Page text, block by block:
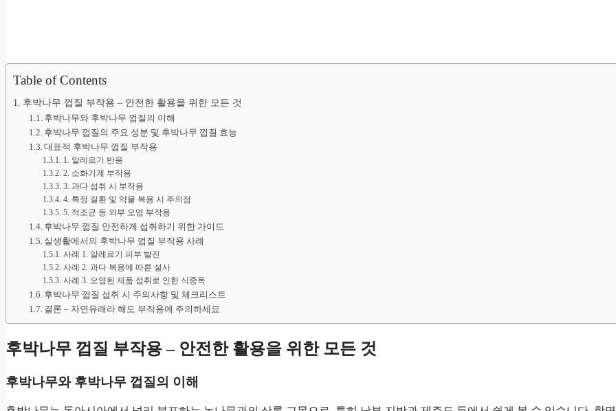
Table of Contents
후박나무 껍질 부작용 – 안전한 활용을 위한 모든 것
후박나무와 후박나무 껍질의 이해
후박나무 껍질의 주요 성분 및 후박나무 껍질 효능
대표적 후박나무 껍질 부작용
1. 알레르기 반응
2. 소화기계 부작용
3. 과다 섭취 시 부작용
4. 특정 질환 및 약물 복용 시 주의점
5. 적조균 등 외부 오염 부작용
후박나무 껍질 안전하게 섭취하기 위한 가이드
실생활에서의 후박나무 껍질 부작용 사례
사례 1. 알레르기 피부 발진
사례 2. 과다 복용에 따른 설사
사례 3. 오염된 제품 섭취로 인한 식중독
후박나무 껍질 섭취 시 주의사항 및 체크리스트
결론 – 자연유래라 해도 부작용에 주의하세요
후박나무 껍질 부작용 – 안전한 활용을 위한 모든 것
후박나무와 후박나무 껍질의 이해